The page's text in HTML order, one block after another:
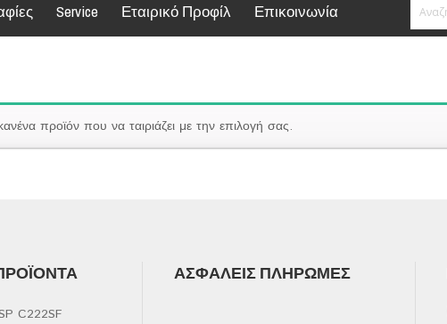
Service Εταιρικό Προφίλ Επικοινωνία
προϊόν που να ταιριάζει με την επιλογή σας.
C222SF
ΑΣΦΑΛΕΊΣ ΠΛΗΡΩΜΈΣ